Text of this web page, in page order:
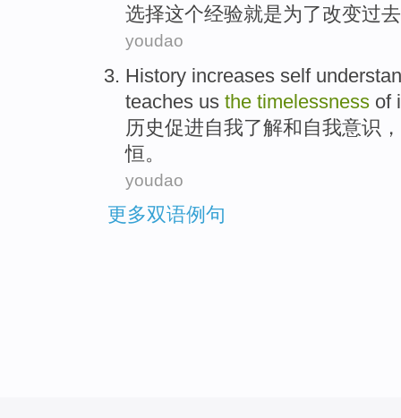
选择这个经验就是为了改变过去
youdao
History increases self
teaches us the timelessness of
历史促进自我了解和 自我意识
恒。
youdao
更多双语例句